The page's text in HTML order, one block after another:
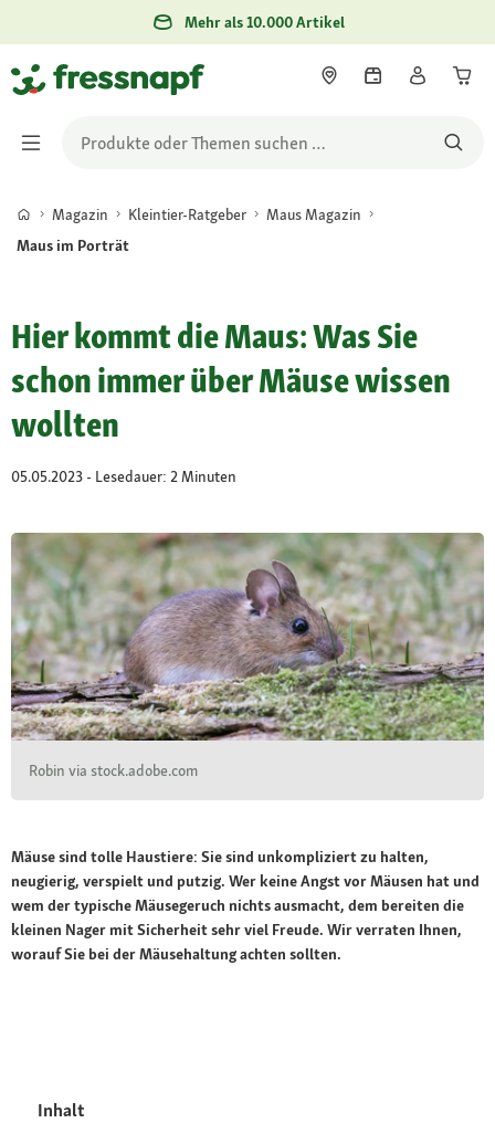
Mehr als 10.000 Artikel
Magazin Kleintier-Ratgeber
Maus Magazin
Maus im Porträt
Hier kommt die Maus: Was Sie
schon immer über Mäuse wissen
wollten
05.05.2023 - Lesedauer: 2 Minuten
Robin via stock.adobe.com
Mäuse sind tolle Haustiere: Sie sind unkompliziert zu halten,
neugierig, verspielt und putzig. Wer keine Angst vor Mäusen hat und
wem der typische Mäusegeruch nichts ausmacht, dem bereiten die
kleinen Nager mit Sicherheit sehr viel Freude. Wir verraten Ihnen,
worauf Sie bei der Mäusehaltung achten sollten.
Inhalt